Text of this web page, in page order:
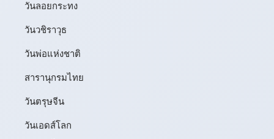
วันลอยกระทง
วันวชิราวุธ
วันพ่อแห่งชาติ
สารานุกรมไทย
วันตรุษจีน
วันเอดส์โลก